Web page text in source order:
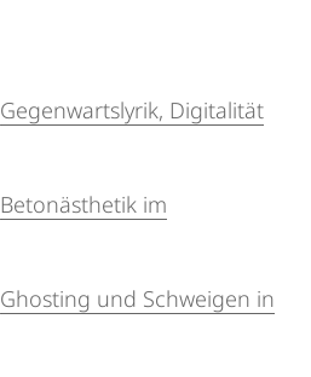
Gegenwartslyrik, Digitalität
Betonästhetik im
Ghosting und Schweigen in